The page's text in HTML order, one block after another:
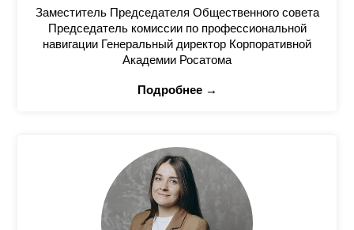
Заместитель Председателя Общественного совета
Председатель комиссии по профессиональной
навигации Генеральный директор Корпоративной
Академии Росатома
Подробнее →